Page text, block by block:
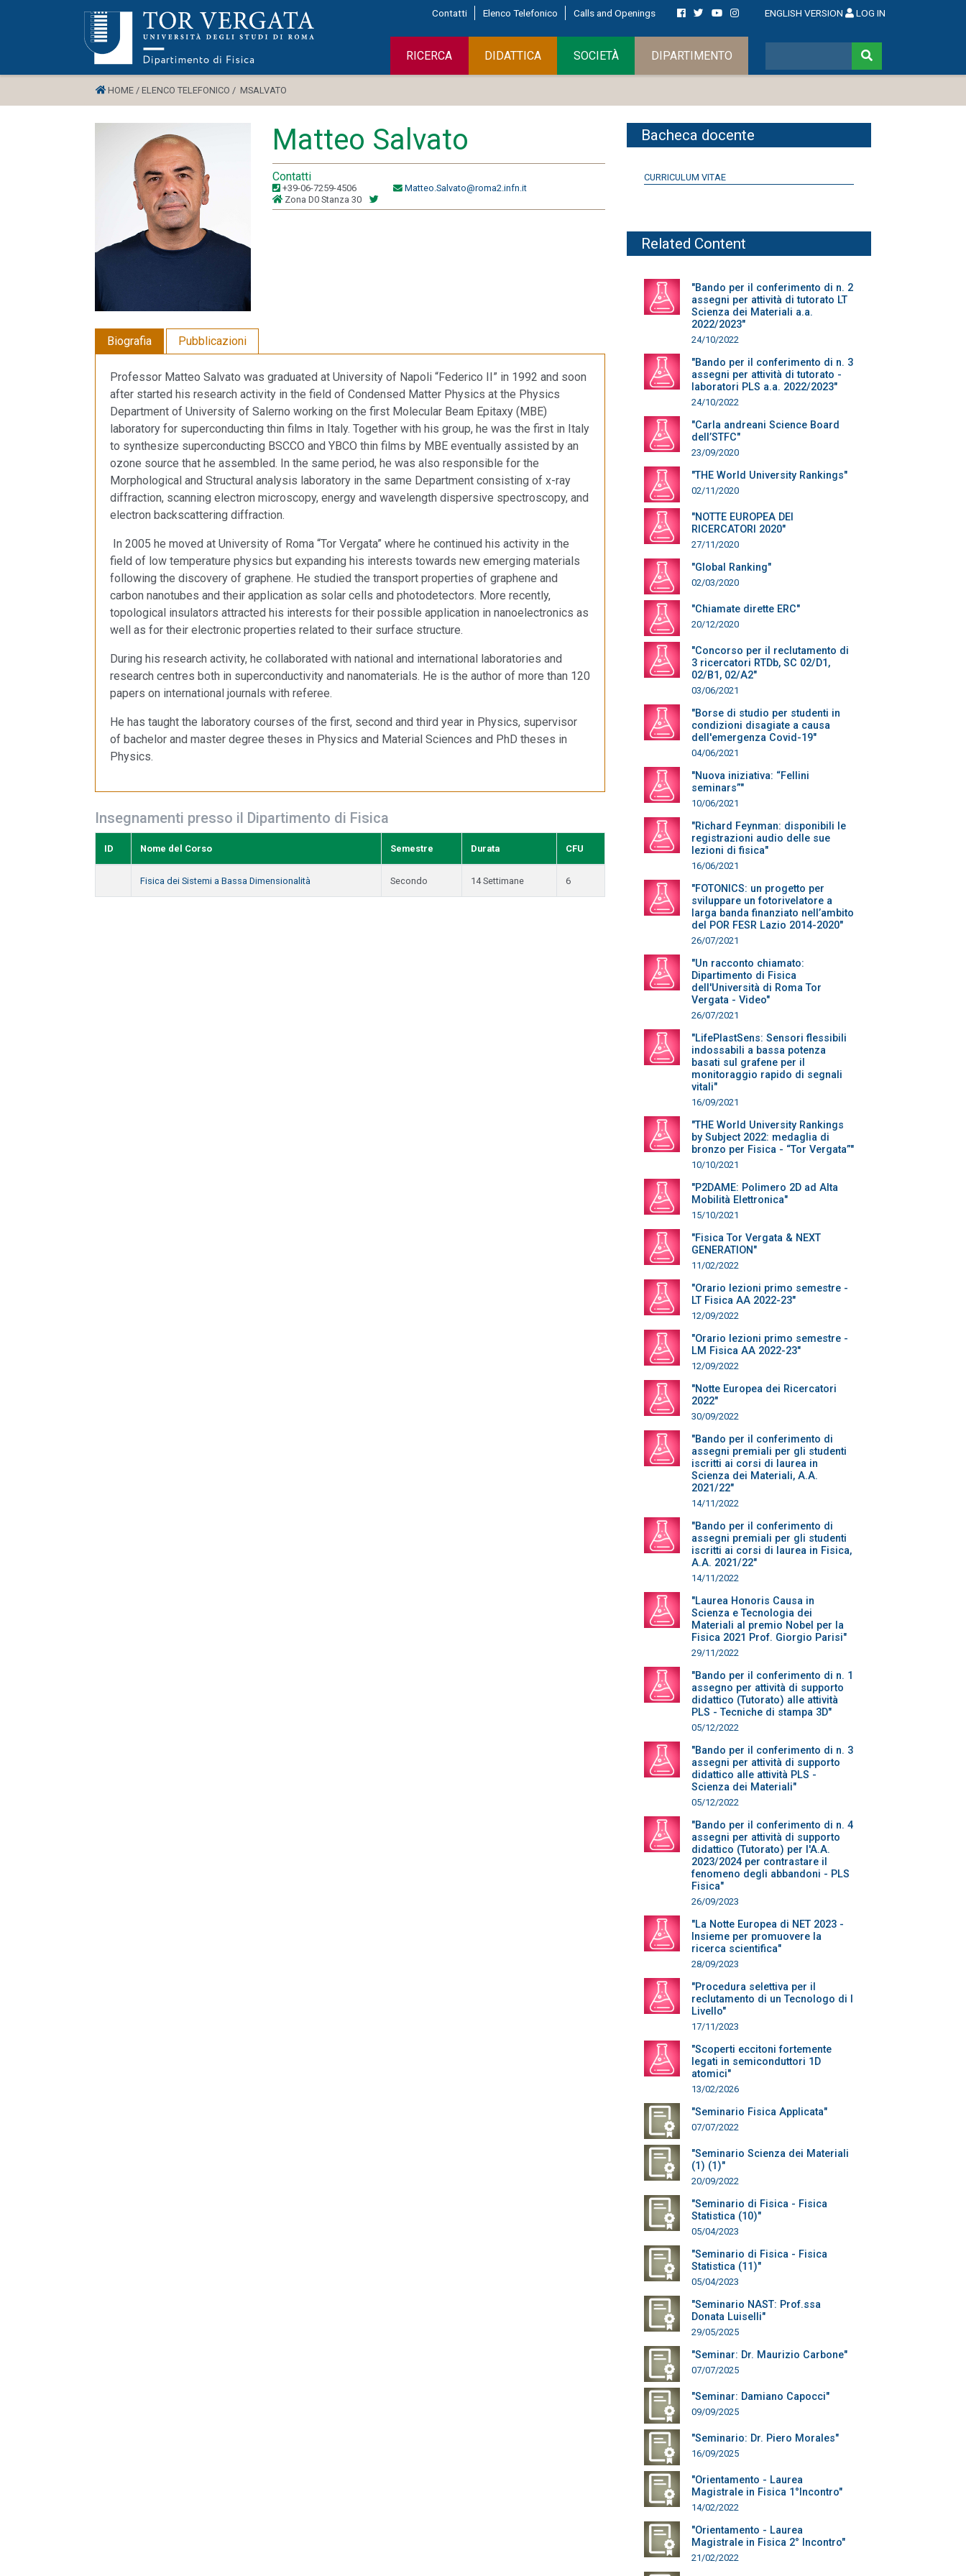
Contatti Elenco Telefonico Calls and Openings ENGLISH VERSION LOG IN
RICERCA DIDATTICA SOCIETÀ DIPARTIMENTO
HOME / ELENCO TELEFONICO / MSALVATO
Matteo Salvato
Contatti
+39-06-7259-4506
Matteo.Salvato@roma2.infn.it
Zona D0 Stanza 30
Biografia Pubblicazioni
Professor Matteo Salvato was graduated at University of Napoli “Federico II” in 1992 and soon
after started his research activity in the field of Condensed Matter Physics at the Physics
Department of University of Salerno working on the first Molecular Beam Epitaxy (MBE)
laboratory for superconducting thin films in Italy. Together with his group, he was the first in Italy
to synthesize superconducting BSCCO and YBCO thin films by MBE eventually assisted by an
ozone source that he assembled. In the same period, he was also responsible for the
Morphological and Structural analysis laboratory in the same Department consisting of x-ray
diffraction, scanning electron microscopy, energy and wavelength dispersive spectroscopy, and
electron backscattering diffraction.
In 2005 he moved at University of Roma “Tor Vergata” where he continued his activity in the
field of low temperature physics but expanding his interests towards new emerging materials
following the discovery of graphene. He studied the transport properties of graphene and
carbon nanotubes and their application as solar cells and photodetectors. More recently,
topological insulators attracted his interests for their possible application in nanoelectronics as
well as for their electronic properties related to their surface structure.
During his research activity, he collaborated with national and international laboratories and
research centres both in superconductivity and nanomaterials. He is the author of more than 120
papers on international journals with referee.
He has taught the laboratory courses of the first, second and third year in Physics, supervisor
of bachelor and master degree theses in Physics and Material Sciences and PhD theses in
Physics.
Insegnamenti presso il Dipartimento di Fisica
ID Nome del Corso Semestre Durata CFU
Fisica dei Sistemi a Bassa Dimensionalità Secondo 14 Settimane 6
Bacheca docente
CURRICULUM VITAE
Related Content
"Bando per il conferimento di n. 2
assegni per attività di tutorato LT
Scienza dei Materiali a.a.
2022/2023"
24/10/2022
"Bando per il conferimento di n. 3
assegni per attività di tutorato -
laboratori PLS a.a. 2022/2023"
24/10/2022
"Carla andreani Science Board
dell’STFC"
23/09/2020
"THE World University Rankings"
02/11/2020
"NOTTE EUROPEA DEI
RICERCATORI 2020"
27/11/2020
"Global Ranking"
02/03/2020
"Chiamate dirette ERC"
20/12/2020
"Concorso per il reclutamento di
3 ricercatori RTDb, SC 02/D1,
02/B1, 02/A2"
03/06/2021
"Borse di studio per studenti in
condizioni disagiate a causa
dell'emergenza Covid-19"
04/06/2021
"Nuova iniziativa: “Fellini
seminars”"
10/06/2021
"Richard Feynman: disponibili le
registrazioni audio delle sue
lezioni di fisica"
16/06/2021
"FOTONICS: un progetto per
sviluppare un fotorivelatore a
larga banda finanziato nell’ambito
del POR FESR Lazio 2014-2020"
26/07/2021
"Un racconto chiamato:
Dipartimento di Fisica
dell'Università di Roma Tor
Vergata - Video"
26/07/2021
"LifePlastSens: Sensori flessibili
indossabili a bassa potenza
basati sul grafene per il
monitoraggio rapido di segnali
vitali"
16/09/2021
"THE World University Rankings
by Subject 2022: medaglia di
bronzo per Fisica - “Tor Vergata”"
10/10/2021
"P2DAME: Polimero 2D ad Alta
Mobilità Elettronica"
15/10/2021
"Fisica Tor Vergata & NEXT
GENERATION"
11/02/2022
"Orario lezioni primo semestre -
LT Fisica AA 2022-23"
12/09/2022
"Orario lezioni primo semestre -
LM Fisica AA 2022-23"
12/09/2022
"Notte Europea dei Ricercatori
2022"
30/09/2022
"Bando per il conferimento di
assegni premiali per gli studenti
iscritti ai corsi di laurea in
Scienza dei Materiali, A.A.
2021/22"
14/11/2022
"Bando per il conferimento di
assegni premiali per gli studenti
iscritti ai corsi di laurea in Fisica,
A.A. 2021/22"
14/11/2022
"Laurea Honoris Causa in
Scienza e Tecnologia dei
Materiali al premio Nobel per la
Fisica 2021 Prof. Giorgio Parisi"
29/11/2022
"Bando per il conferimento di n. 1
assegno per attività di supporto
didattico (Tutorato) alle attività
PLS - Tecniche di stampa 3D"
05/12/2022
"Bando per il conferimento di n. 3
assegni per attività di supporto
didattico alle attività PLS -
Scienza dei Materiali"
05/12/2022
"Bando per il conferimento di n. 4
assegni per attività di supporto
didattico (Tutorato) per l'A.A.
2023/2024 per contrastare il
fenomeno degli abbandoni - PLS
Fisica"
26/09/2023
"La Notte Europea di NET 2023 -
Insieme per promuovere la
ricerca scientifica"
28/09/2023
"Procedura selettiva per il
reclutamento di un Tecnologo di I
Livello"
17/11/2023
"Scoperti eccitoni fortemente
legati in semiconduttori 1D
atomici"
13/02/2026
"Seminario Fisica Applicata"
07/07/2022
"Seminario Scienza dei Materiali
(1) (1)"
20/09/2022
"Seminario di Fisica - Fisica
Statistica (10)"
05/04/2023
"Seminario di Fisica - Fisica
Statistica (11)"
05/04/2023
"Seminario NAST: Prof.ssa
Donata Luiselli"
29/05/2025
"Seminar: Dr. Maurizio Carbone"
07/07/2025
"Seminar: Damiano Capocci"
09/09/2025
"Seminario: Dr. Piero Morales"
16/09/2025
"Orientamento - Laurea
Magistrale in Fisica 1°Incontro"
14/02/2022
"Orientamento - Laurea
Magistrale in Fisica 2° Incontro"
21/02/2022